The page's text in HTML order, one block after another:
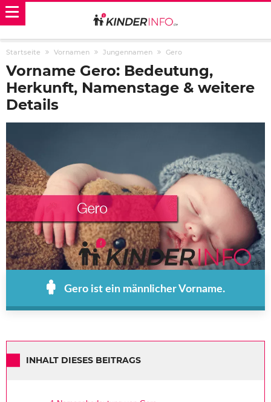
Startseite Vornamen Jungennamen Gero
Vorname Gero: Bedeutung,
Herkunft, Namenstage & weitere
Details
Gero ist ein männlicher Vorname.
INHALT DIESES BEITRAGS